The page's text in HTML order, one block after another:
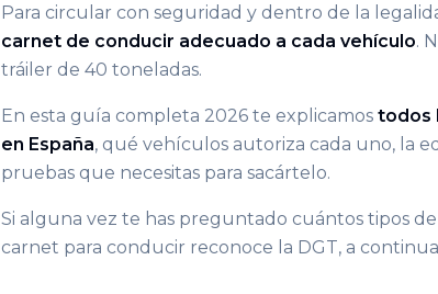
Para circular con seguridad y dentro de la
carnet de conducir adecuado a cada vehículo.
tráiler de 40 toneladas.
En esta guía completa 2026 te explicamos todos
en España, qué vehículos autoriza cada uno, la
pruebas que necesitas para sacártelo.
Si alguna vez te has preguntado cuántos tipos
carnet para conducir reconoce la DGT, a